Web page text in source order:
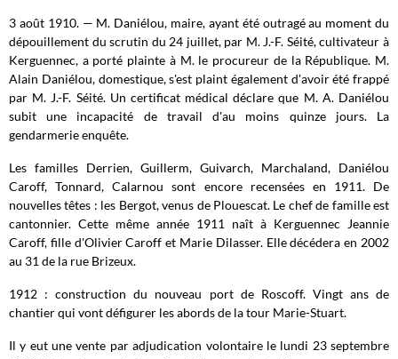
3 août 1910. — M. Daniélou, maire, ayant été outragé au moment du
dépouillement du scrutin du 24 juillet, par M. J.-F. Séité, cultivateur à
Kerguennec, a porté plainte à M. le procureur de la République. M.
Alain Daniélou, domestique, s'est plaint également d'avoir été frappé
par M. J.-F. Séité. Un certificat médical déclare que M. A. Daniélou
subit une incapacité de travail d'au moins quinze jours. La
gendarmerie enquête.
Les familles Derrien, Guillerm, Guivarch, Marchaland, Daniélou
Caroff, Tonnard, Calarnou sont encore recensées en 1911. De
nouvelles têtes : les Bergot, venus de Plouescat. Le chef de famille est
cantonnier. Cette même année 1911 naît à Kerguennec Jeannie
Caroff, fille d'Olivier Caroff et Marie Dilasser. Elle décédera en 2002
au 31 de la rue Brizeux.
1912 : construction du nouveau port de Roscoff. Vingt ans de
chantier qui vont défigurer les abords de la tour Marie-Stuart.
Il y eut une vente par adjudication volontaire le lundi 23 septembre